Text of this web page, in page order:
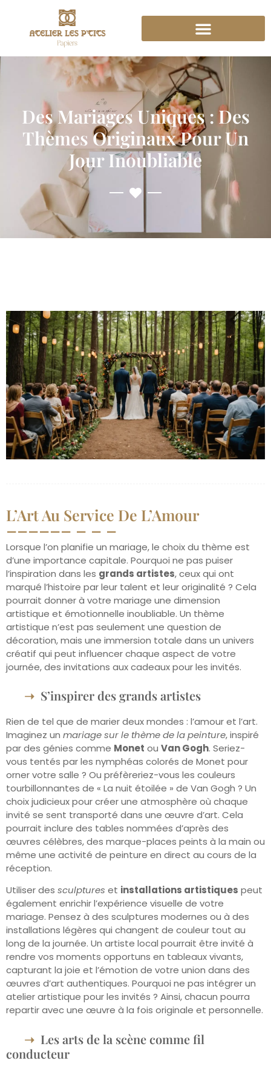
Des Mariages Uniques : Des
Thèmes Originaux Pour Un
Jour Inoubliable
L’Art Au Service De L’Amour
Lorsque l’on planifie un mariage, le choix du thème est
d’une importance capitale. Pourquoi ne pas puiser
l’inspiration dans les grands artistes, ceux qui ont
marqué l’histoire par leur talent et leur originalité ? Cela
pourrait donner à votre mariage une dimension
artistique et émotionnelle inoubliable. Un thème
artistique n’est pas seulement une question de
décoration, mais une immersion totale dans un univers
créatif qui peut influencer chaque aspect de votre
journée, des invitations aux cadeaux pour les invités.
S’inspirer des grands artistes
Rien de tel que de marier deux mondes : l’amour et l’art.
Imaginez un mariage sur le thème de la peinture, inspiré
par des génies comme Monet ou Van Gogh. Seriez-
vous tentés par les nymphéas colorés de Monet pour
orner votre salle ? Ou préfèreriez-vous les couleurs
tourbillonnantes de « La nuit étoilée » de Van Gogh ? Un
choix judicieux pour créer une atmosphère où chaque
invité se sent transporté dans une œuvre d’art. Cela
pourrait inclure des tables nommées d’après des
œuvres célèbres, des marque-places peints à la main ou
même une activité de peinture en direct au cours de la
réception.
Utiliser des sculptures et installations artistiques peut
également enrichir l’expérience visuelle de votre
mariage. Pensez à des sculptures modernes ou à des
installations légères qui changent de couleur tout au
long de la journée. Un artiste local pourrait être invité à
rendre vos moments opportuns en tableaux vivants,
capturant la joie et l’émotion de votre union dans des
œuvres d’art authentiques. Pourquoi ne pas intégrer un
atelier artistique pour les invités ? Ainsi, chacun pourra
repartir avec une œuvre à la fois originale et personnelle.
Les arts de la scène comme fil
conducteur